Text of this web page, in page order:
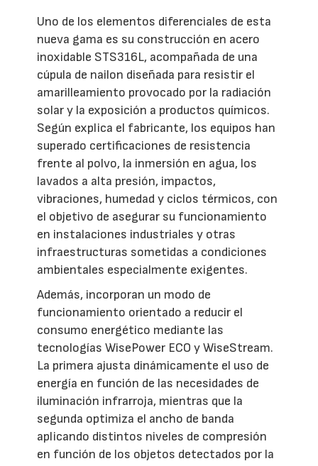
Uno de los elementos diferenciales de esta
nueva gama es su construcción en acero
inoxidable STS316L, acompañada de una
cúpula de nailon diseñada para resistir el
amarilleamiento provocado por la radiación
solar y la exposición a productos químicos.
Según explica el fabricante, los equipos han
superado certificaciones de resistencia
frente al polvo, la inmersión en agua, los
lavados a alta presión, impactos,
vibraciones, humedad y ciclos térmicos, con
el objetivo de asegurar su funcionamiento
en instalaciones industriales y otras
infraestructuras sometidas a condiciones
ambientales especialmente exigentes.
Además, incorporan un modo de
funcionamiento orientado a reducir el
consumo energético mediante las
tecnologías WisePower ECO y WiseStream.
La primera ajusta dinámicamente el uso de
energía en función de las necesidades de
iluminación infrarroja, mientras que la
segunda optimiza el ancho de banda
aplicando distintos niveles de compresión
en función de los objetos detectados por la